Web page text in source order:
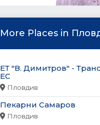
More Places in
ЕТ "В. Димитров" -
ЕС
Пловдив
Пекарни Самаров
Пловдив